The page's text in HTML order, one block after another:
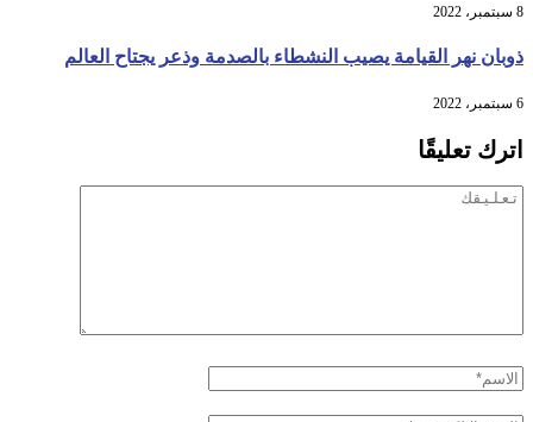
8 سبتمبر، 2022
ذوبان نهر القيامة يصيب النشطاء بالصدمة وذعر يجتاح العالم
6 سبتمبر، 2022
اترك تعليقًا